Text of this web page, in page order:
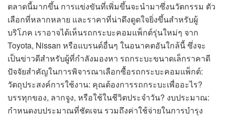
ตลาดนี้มากขึ้น การแข่งขันที่เพิ่มขึ้นจะนำมาซึ่งนวัตกรรม ตัว
เลือกที่หลากหลาย และราคาที่น่าดึงดูดใจยิ่งขึ้นสำหรับผู้
บริโภค เราอาจได้เห็นรถกระบะคอมแพ็กต์รุ่นใหม่ๆ จาก
Toyota, Nissan หรือแบรนด์อื่นๆ ในอนาคตอันใกล้นี้ ซึ่งจะ
เป็นข่าวดีสำหรับผู้ที่กำลังมองหา รถกระบะขนาดเล็กราคาดี
ปัจจัยสำคัญในการพิจารณาเลือกซื้อรถกระบะคอมแพ็กต์:
วัตถุประสงค์การใช้งาน: คุณต้องการรถกระบะเพื่ออะไร?
บรรทุกของ, ลากจูง, หรือใช้ในชีวิตประจำวัน? งบประมาณ:
กำหนดงบประมาณที่ชัดเจน รวมถึงค่าใช้จ่ายในการบำรุง